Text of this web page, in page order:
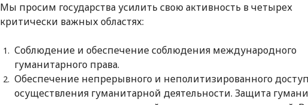
Мы просим государства усилить свою активность в четырех
критически важных областях:
Соблюдение и обеспечение соблюдения международного
гуманитарного права.
Обеспечение непрерывного и неполитизированного
осуществления гуманитарной деятельности. Защита